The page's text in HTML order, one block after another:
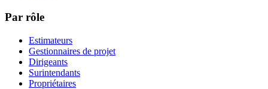
Par rôle
Estimateurs
Gestionnaires de projet
Dirigeants
Surintendants
Propriétaires